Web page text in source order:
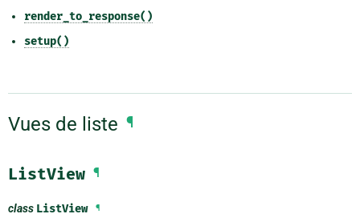
render_to_response()
setup()
Vues de liste ¶
ListView ¶
class ListView ¶